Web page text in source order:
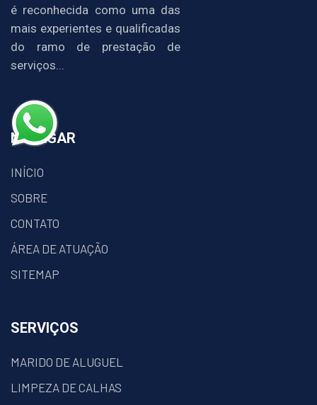
é reconhecida como uma das
mais experientes e qualificadas
do ramo de prestação de
serviços...
NAVEGAR
INÍCIO
SOBRE
CONTATO
ÁREA DE ATUAÇÃO
SITEMAP
SERVIÇOS
MARIDO DE ALUGUEL
LIMPEZA DE CALHAS